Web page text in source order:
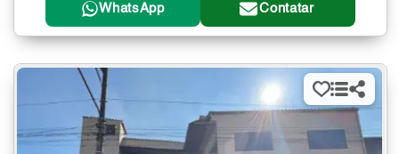
WhatsApp Contatar